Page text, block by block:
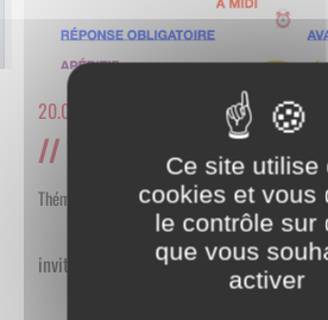
20.06.2023
14 juillet 2023 repas
Thématique
invitation
Ce site utilise
cookies et vous
le contrôle sur
que vous
activer